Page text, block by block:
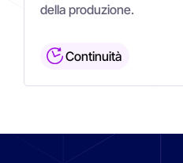
della produzione.
Continuità